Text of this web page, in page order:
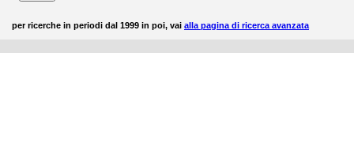
per ricerche in periodi dal 1999 in poi, vai alla pagina di ricerca avanzata